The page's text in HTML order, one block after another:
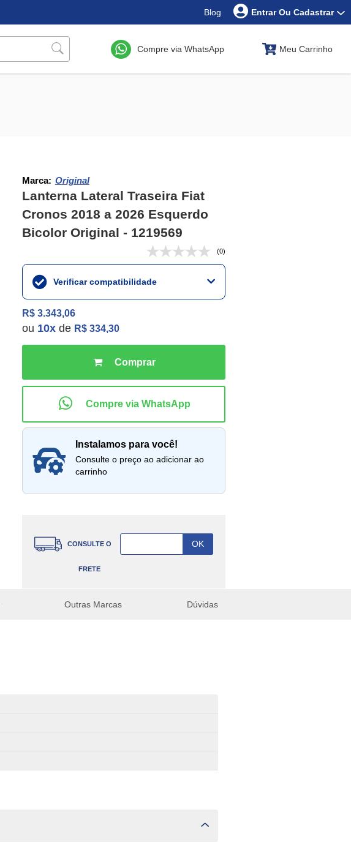
Blog Entrar Ou Cadastrar
Compre via WhatsApp Meu Carrinho
Marca: Original
Lanterna Lateral Traseira Fiat
Cronos 2018 a 2026 Esquerdo
Bicolor Original - 1219569
(0)
Verificar compatibilidade
R$ 3.343,06
ou 10x de R$ 334,30
instalamos para você!
Consulte o preço ao adicionar ao
carrinho
CONSULTE O
FRETE
Outras Marcas Dúvidas